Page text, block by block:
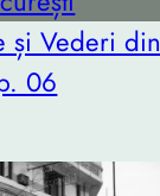
și Vederi din
06